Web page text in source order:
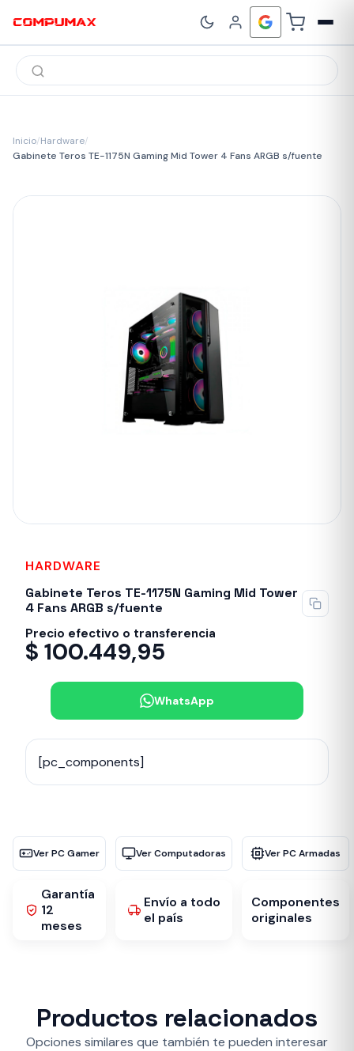
Búsqueda
de
productos
Inicio/Hardware/
Gabinete Teros TE-1175N Gaming Mid Tower 4 Fans ARGB s/fuente
HARDWARE
Gabinete Teros TE-1175N Gaming Mid Tower
4 Fans ARGB s/fuente
Precio efectivo o transferencia
$ 100.449,95
WhatsApp
[pc_components]
Ver PC Gamer Ver Computadoras Ver PC Armadas
Garantía
12
meses
Envío a todo
el país
Componentes
originales
Productos relacionados
Opciones similares que también te pueden interesar